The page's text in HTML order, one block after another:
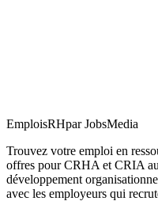
EmploisRHpar JobsMedia
Trouvez votre emploi en
offres pour CRHA et CRIA
développement
avec les employeurs qui